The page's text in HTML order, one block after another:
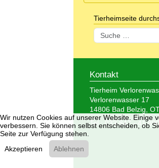
Tierheimseite
Suchen
Kontakt
Tierheim
Verlorenwasser 17
14806 Bad Belzig,
Tel.: 033 847 - 41
Wir nutzen Cookies auf unserer Website. Einige
verbessern. Sie können selbst entscheiden, ob
Seite zur Verfügung stehen.
Akzeptieren
Ablehnen